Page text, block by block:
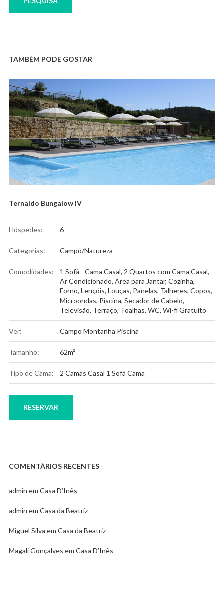
TAMBÉM PODE GOSTAR
Ternaldo Bungalow IV
Hóspedes: 6
Categorias: Campo/Natureza
Comodidades: 1 Sofá - Cama Casal, 2 Quartos com Cama Casal,
Ar Condicionado, Área para Jantar, Cozinha,
Forno, Lençóis, Louças, Panelas, Talheres, Copos,
Microondas, Piscina, Secador de Cabelo,
Televisão, Terraço, Toalhas, WC, Wi-fi Gratuito
Ver: Campo Montanha Piscina
Tamanho: 62m²
Tipo de Cama: 2 Camas Casal 1 Sofá Cama
RESERVAR
COMENTÁRIOS RECENTES
admin em Casa D’Inês
admin em Casa da Beatriz
Miguel Silva em Casa da Beatriz
Magali Gonçalves em Casa D’Inês